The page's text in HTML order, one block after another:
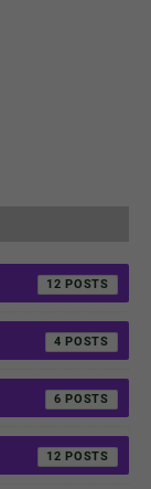
12
4
6
12